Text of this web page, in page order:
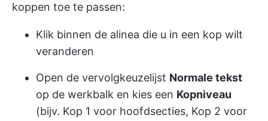
koppen toe te passen:
Klik binnen de alinea die u in een kop wilt
veranderen
Open de vervolgkeuzelijst Normale tekst
op de werkbalk en kies een Kopniveau
(bijv. Kop 1 voor hoofdsecties, Kop 2 voor